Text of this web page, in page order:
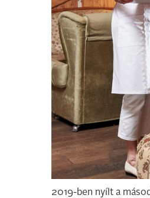
2019-ben nyílt a